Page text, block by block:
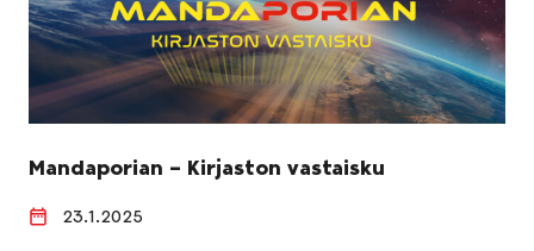
Mandaporian – Kirjaston vastaisku
23.1.2025